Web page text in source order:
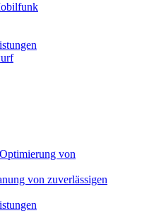
von
von zuverlässigen